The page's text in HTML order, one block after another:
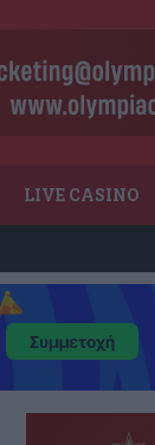
LIVE CASINO